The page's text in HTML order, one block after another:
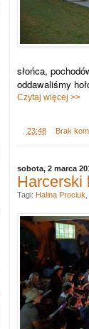
słońca,
oddawaliśmy
Czytaj więcej >>
23:48 Brak
sobota, 2 marca
Harcerski
Tagi: Halina Prociuk